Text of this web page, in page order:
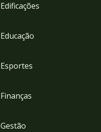
Edificações
Educação
Esportes
Finanças
Gestão